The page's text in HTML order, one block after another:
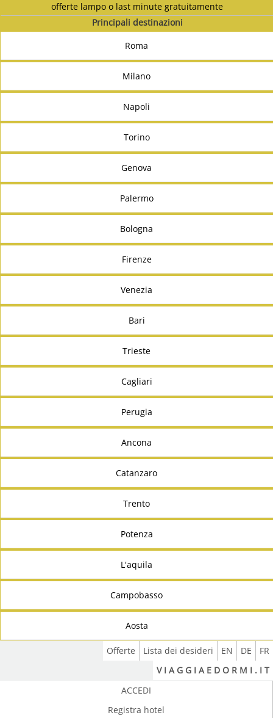
offerte lampo o last minute gratuitamente
Principali destinazioni
Roma
Milano
Napoli
Torino
Genova
Palermo
Bologna
Firenze
Venezia
Bari
Trieste
Cagliari
Perugia
Ancona
Catanzaro
Trento
Potenza
L'aquila
Campobasso
Aosta
FR
DE
EN
Lista dei desideri
Offerte
V I A G G I A E D O R M I . I T
ACCEDI
Registra hotel